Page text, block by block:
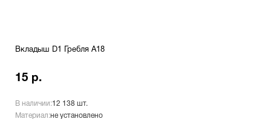
Вкладыш D1 Гребля A18
15 р.
В наличии:12 138 шт.
Материал:не установлено